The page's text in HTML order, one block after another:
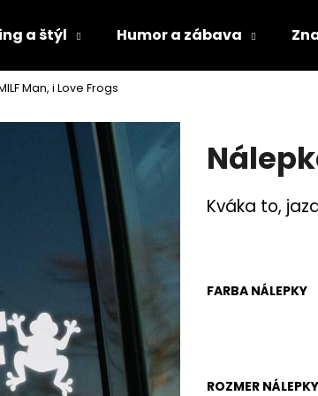
a štýl Humor a zábava
Man, i Love Frogs
Kváka to,
FARBA NÁLEPKY
ROZMER NÁLEPKY
Čo potrebujete nájsť?
HĽADAŤ
Odporúčame